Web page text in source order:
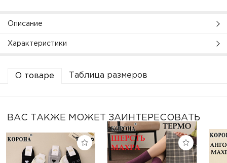
Описание
Характеристики
О товаре Таблица размеров
ВАС ТАКЖЕ МОЖЕТ ЗАИНТЕРЕСОВАТЬ